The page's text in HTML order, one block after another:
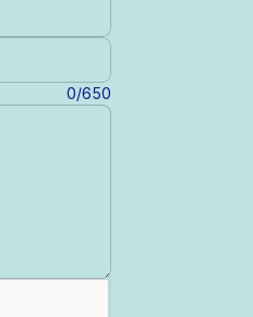
0/650